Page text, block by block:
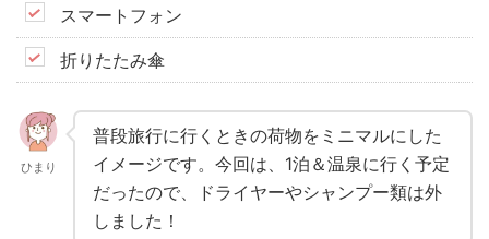
スマートフォン
折りたたみ傘
ひまり
普段旅行に行くときの荷物をミニマルにした
イメージです。今回は、1泊＆温泉に行く予定
だったので、ドライヤーやシャンプー類は外
しました！